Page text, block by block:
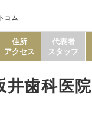
コム
住所
アクセス
代表者
スタッフ
井歯科医院